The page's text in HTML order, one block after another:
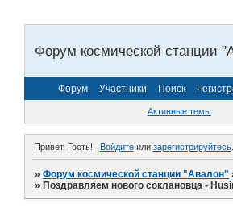
Форум космической станции
Форум Участники Поиск
Активные темы
Привет, Гость! Войдитеили зарегистрируйтесь.
»Форум космической станции "Авалон"
»Поздравляем нового соклановца -